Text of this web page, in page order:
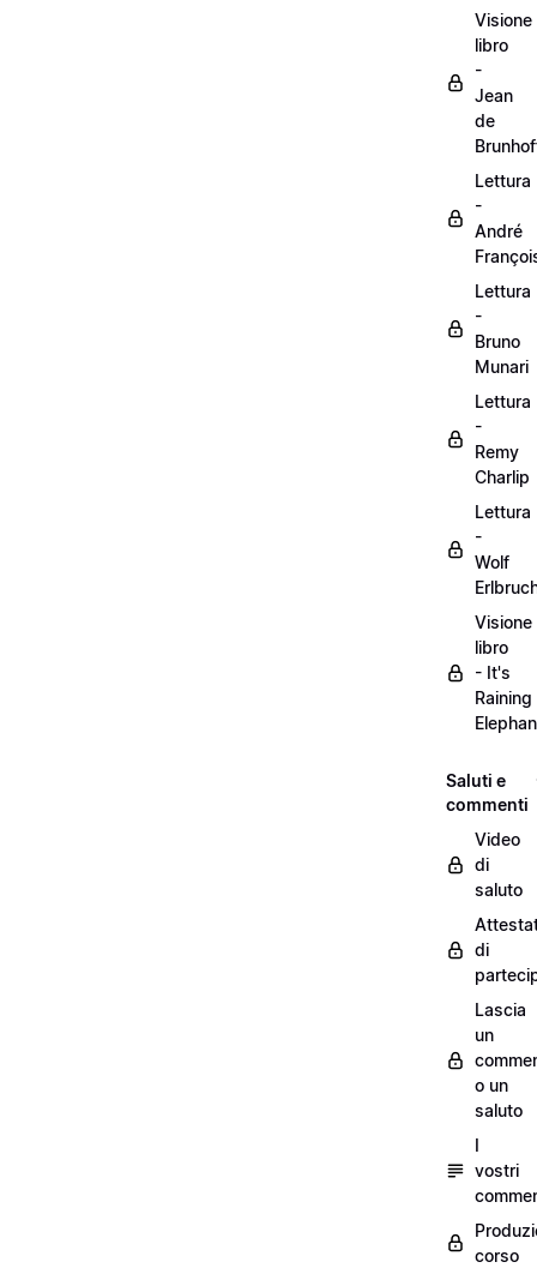
Visione
libro
-
Jean
de
Lettura
-
André
Lettura
-
Bruno
Munari
Lettura
-
Remy
Charlip
Lettura
-
Wolf
Visione
libro
- It's
Raining
Saluti e
commenti
Video
di
saluto
di
Lascia
un
o un
saluto
I
vostri
corso